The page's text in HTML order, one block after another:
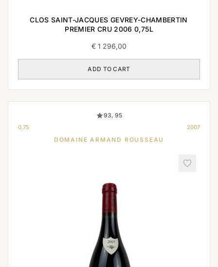
CLOS SAINT-JACQUES GEVREY-CHAMBERTIN
PREMIER CRU 2006 0,75L
€ 1 296,00
ADD TO CART
93, 95
0,75 2007
DOMAINE ARMAND ROUSSEAU